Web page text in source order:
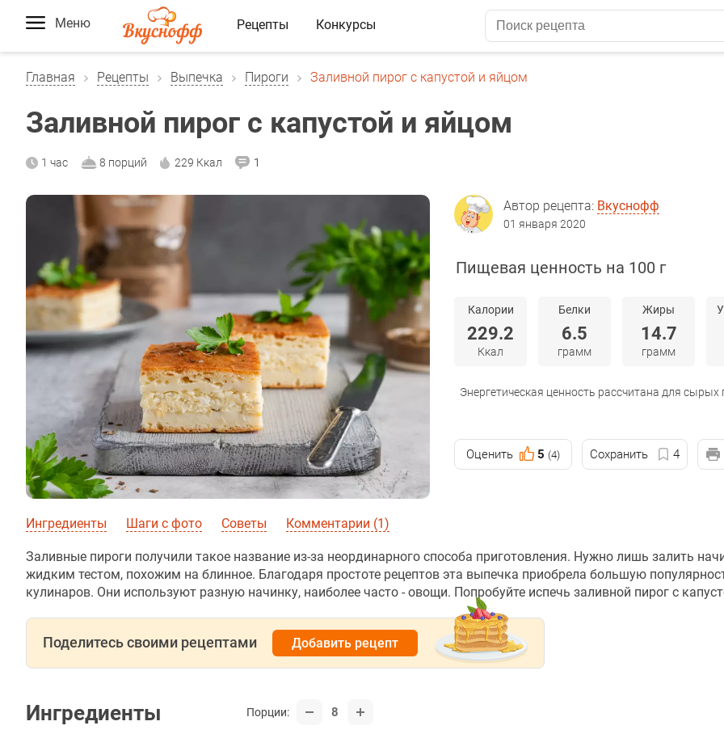
Меню Рецепты Конкурсы
Главная Рецепты Выпечка Пироги Заливной пирог с капустой и яйцом
Заливной пирог с капустой и яйцом
1 час 8 порций 229 Ккал 1
Автор рецепта: Вкуснофф
01 января 2020
Пищевая ценность на 100 г
Калории
229.2
Ккал
Белки
6.5
грамм
Жиры
14.7
грамм
Энергетическая ценность рассчитана для сырых
Оценить 5 (4) Сохранить 4
Ингредиенты Шаги с фото Советы Комментарии (1)
Заливные пироги получили такое название из-за неординарного способа приготовления. Нужно лишь залить
жидким тестом, похожим на блинное. Благодаря простоте рецептов эта выпечка приобрела большую
кулинаров. Они используют разную начинку, наиболее часто - овощи. Попробуйте испечь заливной пирог с
Поделитесь своими рецептами Добавить рецепт
Ингредиенты Порции: 8